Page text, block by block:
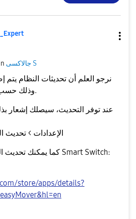
جالاكسى S
نرجو العلم أن تحديثات النظام
وذلك.
عند توفر التحديث، سيصلك إشعار
الإعدادات > تحديث
Smart Switch:
store/apps/details?